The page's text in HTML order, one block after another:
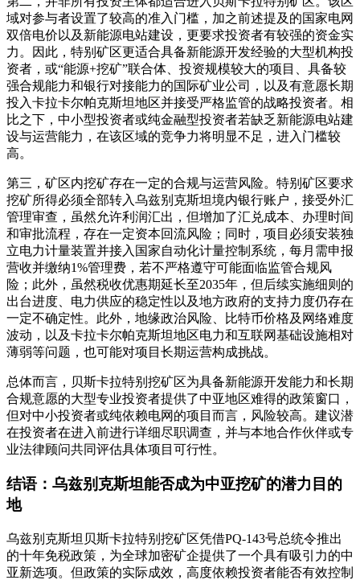
域对参与者设置了较高的准入门槛，加之前述提及的国家电网
双倍电价以及新能源电站建设，更要求投资者有较强的资金实
力。因此，特别矿区更适合具备新能源开发经验的大型机构投
资者，或“能源+挖矿”联合体、投资规模较大的项目、具备较
强合规能力和银行对接能力的国际矿业公司，以及有意愿长期
投入卡拉卡尔帕克斯坦地区并接受严格监管的战略投资者。相
比之下，中小型投资者或纯金融型投资者若缺乏新能源电站建
设与运营能力，在该区域的竞争力将明显不足，进入门槛较
高。
第三，矿区内挖矿存在一定的合规与运营风险。特别矿区要求
挖矿所得必须全部转入乌兹别克斯坦境内银行账户，接受外汇
管理审查，虽然允许利润汇出，但增加了汇兑成本、办理时间
和审批流程，存在一定资本回流风险；同时，项目必须安装独
立电力计量装置并接入国家自动化计量控制系统，每月需申报
营收并缴纳1%管理费，若不严格遵守可能面临监管合规风
险；此外，虽然税收优惠期延长至2035年，但后续实施细则的
出台进度、电力供应的稳定性以及地方政府的支持力度仍存在
一定不确定性。此外，地缘政治风险、比特币价格及网络难度
波动，以及卡拉卡尔帕克斯坦地区电力和互联网基础设施相对
薄弱等问题，也可能对项目长期运营构成挑战。
总体而言，贝斯卡拉特别挖矿区为具备新能源开发能力和长期
合规意愿的大型专业投资者提供了中亚地区难得的政策窗口，
但对中小投资者或纯依赖电网的项目而言，风险较高。建议潜
在投资者在进入前进行详细尽职调查，并与本地合作伙伴或专
业法律顾问共同评估具体项目可行性。
结语：乌兹别克斯坦能否成为中亚挖矿的潜力目的
地
乌兹别克斯坦贝斯卡拉特别挖矿区凭借PQ-143号总统令推出
的十年免税政策，为全球加密矿企提供了一个具有吸引力的中
亚新选项。但政策的实际成效，高度依赖投资者能否有效控制